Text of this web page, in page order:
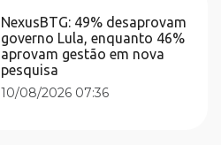
NexusBTG: 49% desaprovam
governo Lula, enquanto 46%
aprovam gestão em nova
pesquisa
10/08/2026 07:36